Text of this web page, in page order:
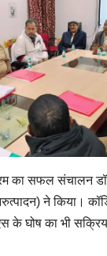
का सफल संचालन
ने किया।
के घोष का भी